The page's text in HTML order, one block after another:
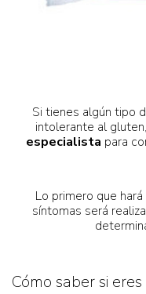
Si tienes algún tipo
intolerante al
especialista para
Lo primero que
síntomas será
Cómo saber si